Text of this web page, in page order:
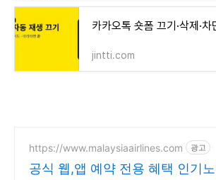
jintti.com
https://www.malaysiaairlines.com 광고
공식 웹,앱 예약 전용 혜택 인기